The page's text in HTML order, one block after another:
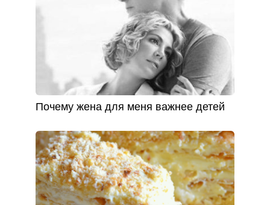
Почему жена для меня важнее детей